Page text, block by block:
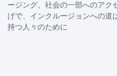
ージング、社会の一部へのアク
げで、インクルージョンへの道
持つ人々のために